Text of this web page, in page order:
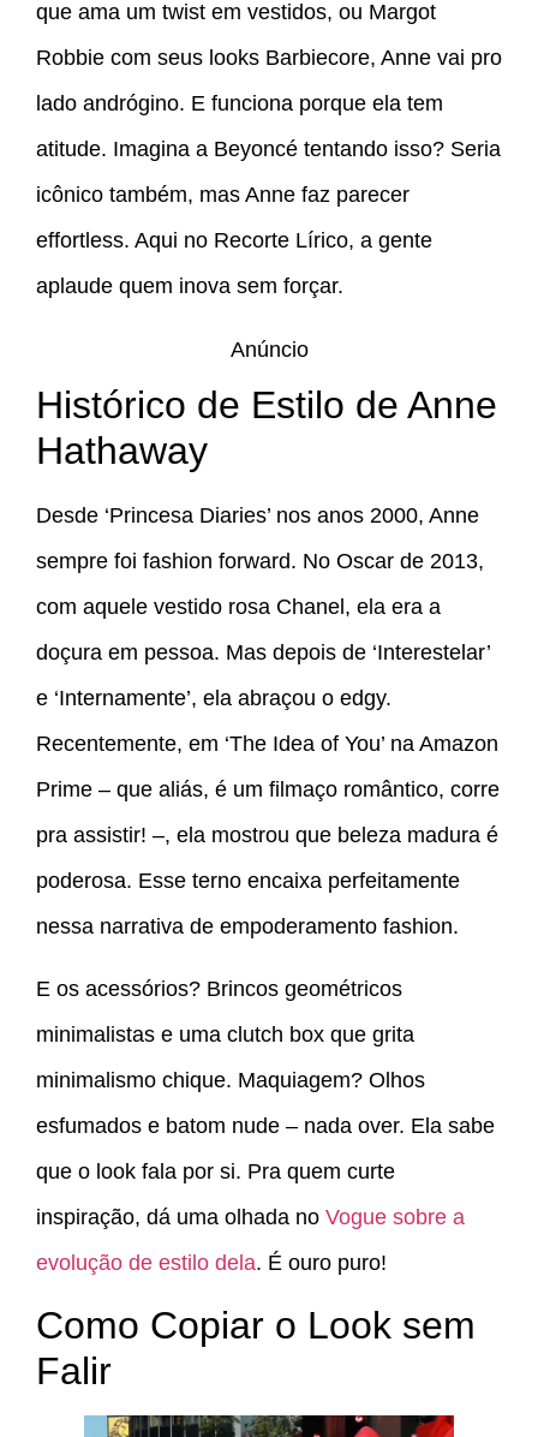
que ama um twist em vestidos, ou Margot
Robbie com seus looks Barbiecore, Anne vai pro
lado andrógino. E funciona porque ela tem
atitude. Imagina a Beyoncé tentando isso? Seria
icônico também, mas Anne faz parecer
effortless. Aqui no Recorte Lírico, a gente
aplaude quem inova sem forçar.
Anúncio
Histórico de Estilo de Anne
Hathaway
Desde ‘Princesa Diaries’ nos anos 2000, Anne
sempre foi fashion forward. No Oscar de 2013,
com aquele vestido rosa Chanel, ela era a
doçura em pessoa. Mas depois de ‘Interestelar’
e ‘Internamente’, ela abraçou o edgy.
Recentemente, em ‘The Idea of You’ na Amazon
Prime – que aliás, é um filmaço romântico, corre
pra assistir! –, ela mostrou que beleza madura é
poderosa. Esse terno encaixa perfeitamente
nessa narrativa de empoderamento fashion.
E os acessórios? Brincos geométricos
minimalistas e uma clutch box que grita
minimalismo chique. Maquiagem? Olhos
esfumados e batom nude – nada over. Ela sabe
que o look fala por si. Pra quem curte
inspiração, dá uma olhada no Vogue sobre a
evolução de estilo dela. É ouro puro!
Como Copiar o Look sem
Falir